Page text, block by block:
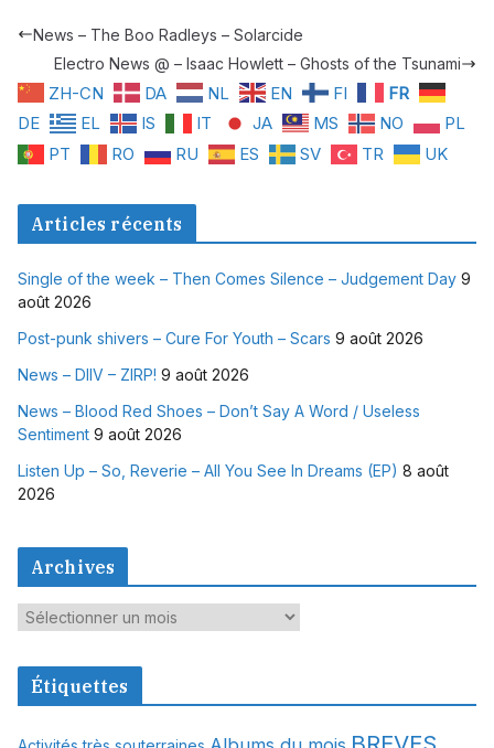
News – The Boo Radleys – Solarcide
Electro News @ – Isaac Howlett – Ghosts of the Tsunami
ZH-CN DA NL EN FI
FR
DE
EL IS IT JA MS NO
PL
PT
RO RU ES SV TR UK
Articles récents
Single of the week – Then Comes Silence – Judgement Day 9
août 2026
Post-punk shivers – Cure For Youth – Scars 9 août 2026
News – DIIV – ZIRP! 9 août 2026
News – Blood Red Shoes – Don’t Say A Word / Useless
Sentiment 9 août 2026
Listen Up – So, Reverie – All You See In Dreams (EP) 8 août
2026
Archives
A
c
Étiquettes